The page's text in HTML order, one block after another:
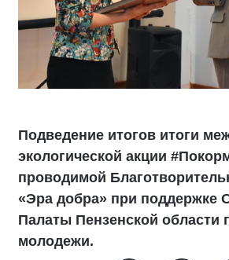
Подведение итогов итоги
экологической акции
проводимой
«Эра добра» при поддержке
Палаты Пензенской
молодежи.